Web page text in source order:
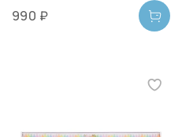
990 ₽